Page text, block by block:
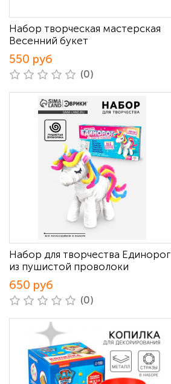
Набор творческая мастерская
Весенний букет
550 руб
(0)
Набор для творчества Единорог
из пушистой проволоки
650 руб
(0)